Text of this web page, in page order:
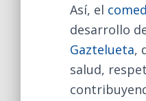
Así, el
desarrollo
Gaztelueta,
salud,